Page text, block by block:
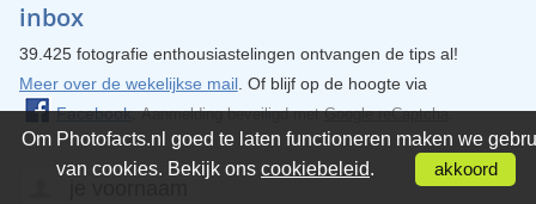
inbox
39.425 fotografie enthousiastelingen ontvangen de tips al!
Meer over de wekelijkse mail. Of blijf op de hoogte via
Facebook. Aanmelding beveiligd metGoogle reCaptcha.
Om Photofacts.nl goed te laten functioneren maken we
van cookies. Bekijk ons cookiebeleid. akkoord